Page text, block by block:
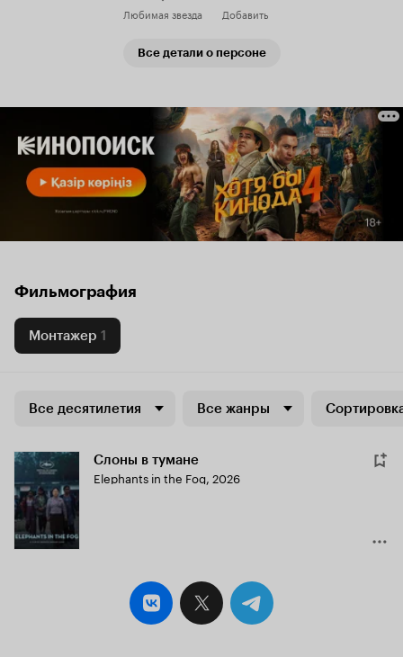
Любимая звезда Добавить
Все детали о персоне
Фильмография
Монтажер 1
Все десятилетия Все жанры
Слоны в тумане
Elephants in the Fog, 2026